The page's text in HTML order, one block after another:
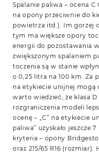
Spalanie paliwa – ocena C
na opony przeciwnie do
powietrza itd.). Im gorzej
tym ma większe opory
energii do pozostawania
zwiększonym spalaniem
toczenia są w stanie
o 0,25 litra na 100 km. Za
na etykiecie unijnej mogą
warto wiedzieć, że klasa
rozgraniczenia modeli
ocenę – „C” na etykiecie
paliwa” uzyskało jeszcze
kryteria – opony
oraz 215/65 R16